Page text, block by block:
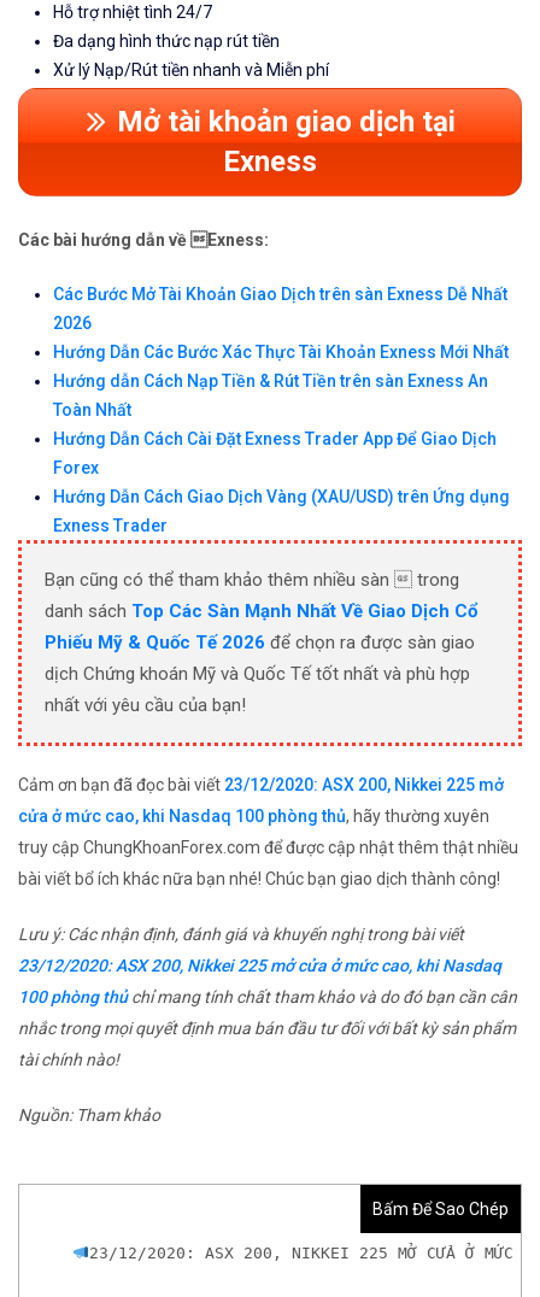
Hỗ trợ nhiệt tình 24/7
Đa dạng hình thức nạp rút tiền
Xử lý Nạp/Rút tiền nhanh và Miễn phí
Mở tài khoản giao dịch tại
Exness
Các bài hướng dẫn về Exness:
Các Bước Mở Tài Khoản Giao Dịch trên sàn Exness Dễ Nhất
2026
Hướng Dẫn Các Bước Xác Thực Tài Khoản Exness Mới Nhất
Hướng dẫn Cách Nạp Tiền & Rút Tiền trên sàn Exness An
Toàn Nhất
Hướng Dẫn Cách Cài Đặt Exness Trader App Để Giao Dịch
Forex
Hướng Dẫn Cách Giao Dịch Vàng (XAU/USD) trên Ứng dụng
Exness Trader
Bạn cũng có thể tham khảo thêm nhiều sàn  trong
danh sách Top Các Sàn Mạnh Nhất Về Giao Dịch Cổ
Phiếu Mỹ & Quốc Tế 2026 để chọn ra được sàn giao
dịch Chứng khoán Mỹ và Quốc Tế tốt nhất và phù hợp
nhất với yêu cầu của bạn!
Cảm ơn bạn đã đọc bài viết 23/12/2020: ASX 200, Nikkei 225 mở
cửa ở mức cao, khi Nasdaq 100 phòng thủ, hãy thường xuyên
truy cập ChungKhoanForex.com để được cập nhật thêm thật nhiều
bài viết bổ ích khác nữa bạn nhé! Chúc bạn giao dịch thành công!
Lưu ý: Các nhận định, đánh giá và khuyến nghị trong bài viết
23/12/2020: ASX 200, Nikkei 225 mở cửa ở mức cao, khi Nasdaq
100 phòng thủchỉ mang tính chất tham khảo và do đó bạn cần cân
nhắc trong mọi quyết định mua bán đầu tư đối với bất kỳ sản phẩm
tài chính nào!
Nguồn: Tham khảo
Bấm Để Sao Chép
23/12/2020: ASX 200, NIKKEI 225 MỞ CỬA Ở MỨC